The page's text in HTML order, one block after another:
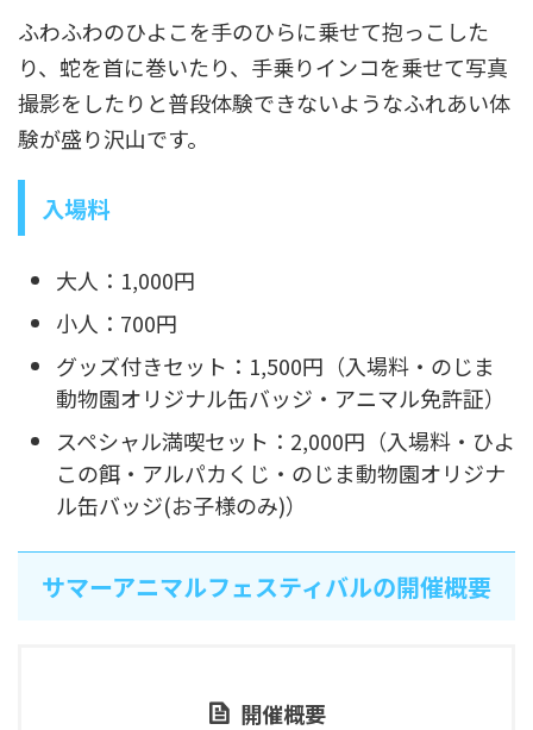
ふわふわのひよこを手のひらに乗せて抱っこした
り、蛇を首に巻いたり、手乗りインコを乗せて写真
撮影をしたりと普段体験できないようなふれあい体
験が盛り沢山です。
入場料
大人：1,000円
小人：700円
グッズ付きセット：1,500円（入場料・のじま
動物園オリジナル缶バッジ・アニマル免許証）
スペシャル満喫セット：2,000円（入場料・ひよ
この餌・アルパカくじ・のじま動物園オリジナ
ル缶バッジ(お子様のみ)）
サマーアニマルフェスティバルの開催概要
開催概要